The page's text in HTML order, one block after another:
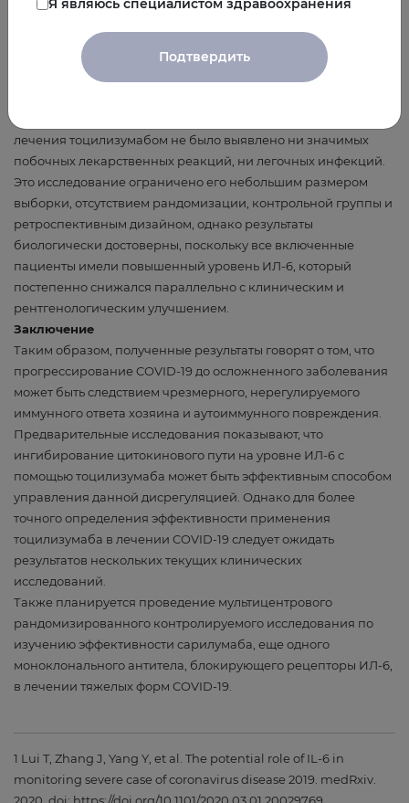
отчетливым облегчением клинических симптомов. Кроме
того, наблюдалось статистически значимое снижение
потребности в кислороде со второго по пятый день после
приема тоцилизумаба. У 19 пациентов было также выявлено
лечения тоцилизумабом не было выявлено ни значимых
побочных лекарственных реакций, ни легочных инфекций.
Это исследование ограничено его небольшим размером
выборки, отсутствием рандомизации, контрольной группы и
ретроспективным дизайном, однако результаты
биологически достоверны, поскольку все включенные
пациенты имели повышенный уровень ИЛ-6, который
постепенно снижался параллельно с клиническим и
рентгенологическим улучшением.
Заключение
Таким образом, полученные результаты говорят о том, что
прогрессирование COVID-19 до осложненного заболевания
может быть следствием чрезмерного, нерегулируемого
иммунного ответа хозяина и аутоиммунного повреждения.
Предварительные исследования показывают, что
ингибирование цитокинового пути на уровне ИЛ-6 с
помощью тоцилизумаба может быть эффективным способом
управления данной дисрегуляцией. Однако для более
точного определения эффективности применения
тоцилизумаба в лечении COVID-19 следует ожидать
результатов нескольких текущих клинических
исследований.
Также планируется проведение мультицентрового
рандомизированного контролируемого исследования по
изучению эффективности сарилумаба, еще одного
моноклонального антитела, блокирующего рецепторы ИЛ-6,
в лечении тяжелых форм COVID-19.
1 Lui T, Zhang J, Yang Y, et al. The potential role of IL-6 in
monitoring severe case of coronavirus disease 2019. medRxiv.
Подтвердить